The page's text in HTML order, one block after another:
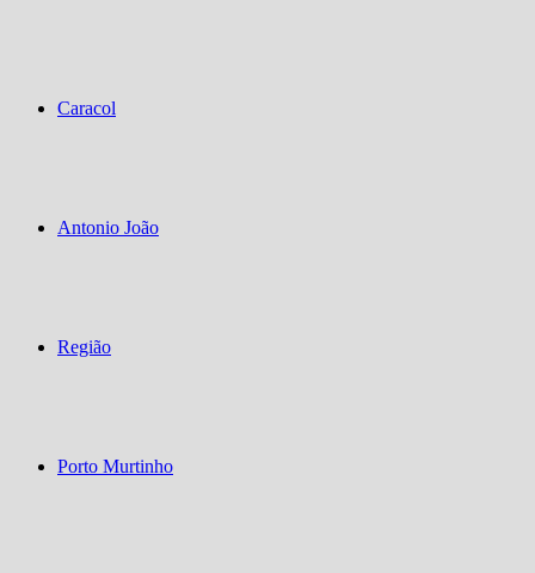
Caracol
Antonio João
Região
Porto Murtinho